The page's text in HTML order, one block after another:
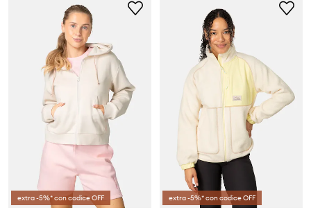
extra -5%* con codice OFF extra -5%* con codice OFF